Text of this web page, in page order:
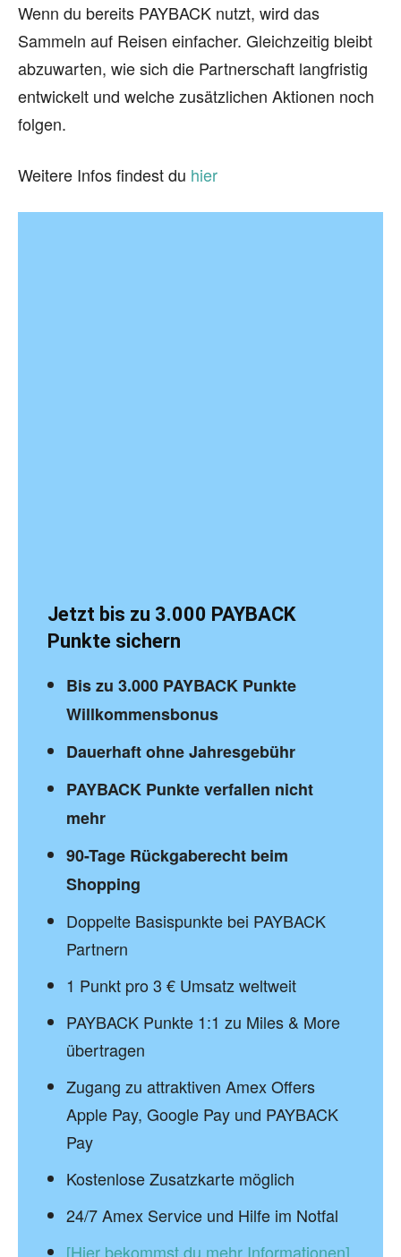
Wenn du bereits PAYBACK nutzt, wird das
Sammeln auf Reisen einfacher. Gleichzeitig bleibt
abzuwarten, wie sich die Partnerschaft langfristig
entwickelt und welche zusätzlichen Aktionen noch
folgen.
Weitere Infos findest du hier
Jetzt bis zu 3.000 PAYBACK
Punkte sichern
Bis zu 3.000 PAYBACK Punkte
Willkommensbonus
Dauerhaft ohne Jahresgebühr
PAYBACK Punkte verfallen nicht
mehr
90-Tage Rückgaberecht beim
Shopping
Doppelte Basispunkte bei PAYBACK
Partnern
1 Punkt pro 3 € Umsatz weltweit
PAYBACK Punkte 1:1 zu Miles & More
übertragen
Zugang zu attraktiven Amex Offers
Apple Pay, Google Pay und PAYBACK
Pay
Kostenlose Zusatzkarte möglich
24/7 Amex Service und Hilfe im Notfal
[Hier bekommst du mehr Informationen]